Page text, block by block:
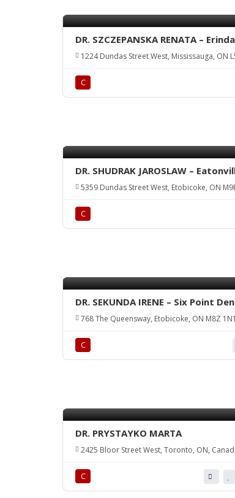
DR. SZCZEPANSKA RENATA –
1224 Dundas Street West, Mississauga, ON
С
DR. SHUDRAK JAROSLAW –
5359 Dundas Street West, Etobicoke, ON
С
DR. SEKUNDA IRENE – Six Point
768 The Queensway, Etobicoke, ON M8Z
С
DR. PRYSTAYKO MARTA
2425 Bloor Street West, Toronto, ON,
С